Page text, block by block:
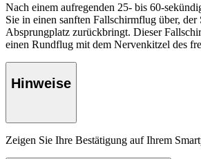
Nach einem aufregenden 25- bis 60-
Sie in einen sanften Fallschirmflug über, der
Absprungplatz zurückbringt. Dieser
einen Rundflug mit dem Nervenkitzel des
Hinweise
Zeigen Sie Ihre Bestätigung auf Ihrem